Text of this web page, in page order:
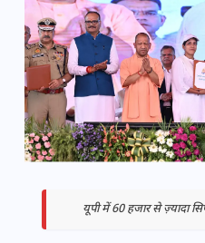
यूपी में 60 हजार से ज़्यादा